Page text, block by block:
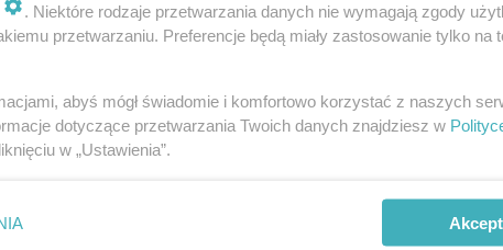
. Niektóre rodzaje przetwarzania danych nie wymagają zgody
przetwarzaniu. Preferencje będą miały zastosowanie tylko na
abyś mógł świadomie i komfortowo korzystać z naszych
dotyczące przetwarzania Twoich danych znajdziesz w
w „Ustawienia”.